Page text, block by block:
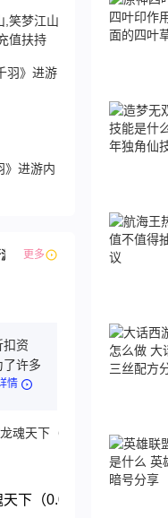
,笑梦江山
值扶持
》进游内
更多
戏 最新0.1折手游
扣资
许多
情
有精灵）（宝可梦）
下（0.05折终身元宝卡）